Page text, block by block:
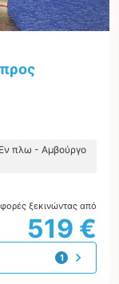
πλω - Αμβούργο
ξεκινώντας από
519 €
1
προσφορά